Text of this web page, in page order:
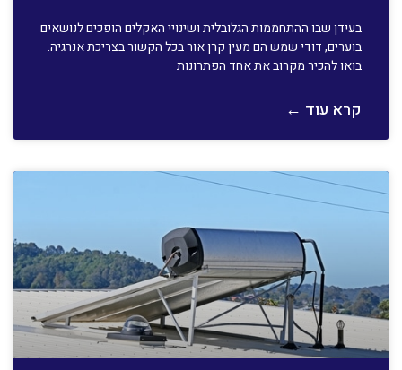
בעידן שבו ההתחממות הגלובלית ושינויי האקלים הופכים לנושאים
בוערים, דודי שמש הם מעין קרן אור בכל הקשור בצריכת אנרגיה.
בואו להכיר מקרוב את אחד הפתרונות
קרא עוד ←